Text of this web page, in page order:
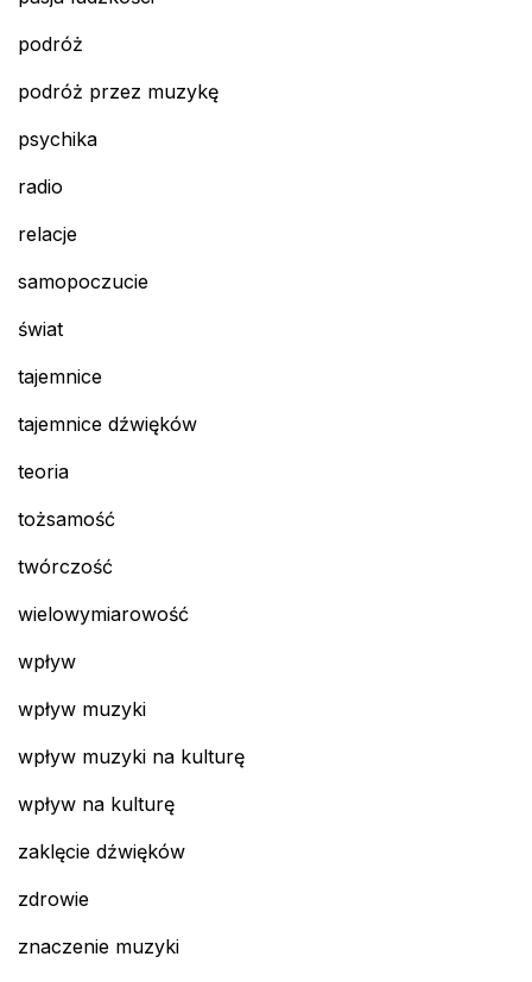
podróż
podróż przez muzykę
psychika
radio
relacje
samopoczucie
świat
tajemnice
tajemnice dźwięków
teoria
tożsamość
twórczość
wielowymiarowość
wpływ
wpływ muzyki
wpływ muzyki na kulturę
wpływ na kulturę
zaklęcie dźwięków
zdrowie
znaczenie muzyki